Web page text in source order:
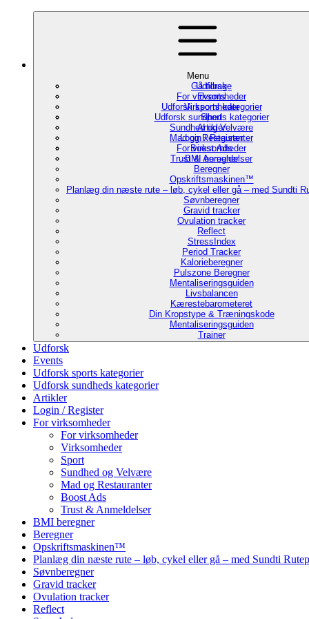
Menu
Udforsk
Events
Udforsk sports kategorier
Udforsk sundheds kategorier
Artikler
Login / Register
For virksomheder
BMI beregner
Beregner
Opskriftsmaskinen™
Planlæg din næste rute – løb, cykel eller gå – med Sundti
Søvnberegner
Gravid tracker
Ovulation tracker
Reflect
StressIndex
Period Tracker
Kalorieberegner
Pulszone Beregner
Mentaliseringsguiden
Livsbalancen
Kærestebarometeret
Din Kropstype & Træningskode
Mentaliseringsguiden
Trainer
Gå tilbage
For virksomheder
Virksomheder
Sport
Sundhed og Velvære
Mad og Restauranter
Boost Ads
Trust & Anmeldelser
Udforsk
Events
Udforsk sports kategorier
Udforsk sundheds kategorier
Artikler
Login / Register
For virksomheder
For virksomheder
Virksomheder
Sport
Sundhed og Velvære
Mad og Restauranter
Boost Ads
Trust & Anmeldelser
BMI beregner
Beregner
Opskriftsmaskinen™
Planlæg din næste rute – løb, cykel eller gå – med Sundti
Søvnberegner
Gravid tracker
Ovulation tracker
Reflect